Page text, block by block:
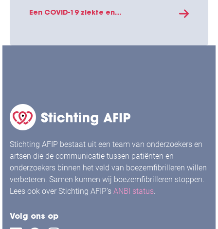
Een COVID-19 ziekte en
Stichting AFIP bestaat uit een team van onderzoekers en
artsen die de communicatie tussen patiënten en
onderzoekers binnen het veld van boezemfibrilleren willen
verbeteren. Samen kunnen wij boezemfibrilleren stoppen.
Lees ook over Stichting AFIP’s ANBI status.
Volg ons op